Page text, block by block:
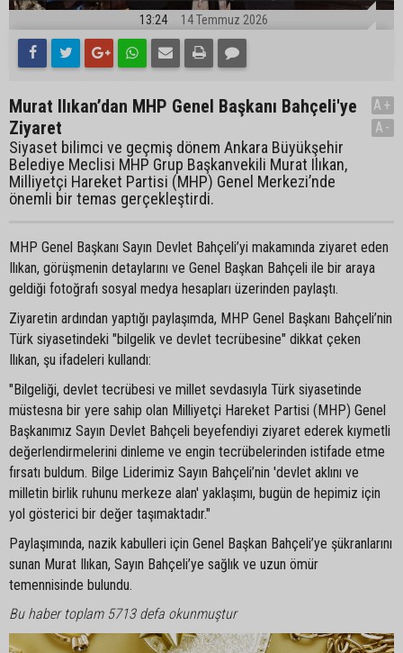
13:24 14 Temmuz 2026
Murat Ilıkan’dan MHP Genel Başkanı Bahçeli'ye
Ziyaret
Siyaset bilimci ve geçmiş dönem Ankara Büyükşehir
Belediye Meclisi MHP Grup Başkanvekili Murat Ilıkan,
Milliyetçi Hareket Partisi (MHP) Genel Merkezi’nde
önemli bir temas gerçekleştirdi.
A+
A-
MHP Genel Başkanı Sayın Devlet Bahçeli’yi makamında ziyaret eden
Ilıkan, görüşmenin detaylarını ve Genel Başkan Bahçeli ile bir araya
geldiği fotoğrafı sosyal medya hesapları üzerinden paylaştı.
Ziyaretin ardından yaptığı paylaşımda, MHP Genel Başkanı Bahçeli’nin
Türk siyasetindeki "bilgelik ve devlet tecrübesine" dikkat çeken
Ilıkan, şu ifadeleri kullandı:
"Bilgeliği, devlet tecrübesi ve millet sevdasıyla Türk siyasetinde
müstesna bir yere sahip olan Milliyetçi Hareket Partisi (MHP) Genel
Başkanımız Sayın Devlet Bahçeli beyefendiyi ziyaret ederek kıymetli
değerlendirmelerini dinleme ve engin tecrübelerinden istifade etme
fırsatı buldum. Bilge Liderimiz Sayın Bahçeli’nin 'devlet aklını ve
milletin birlik ruhunu merkeze alan' yaklaşımı, bugün de hepimiz için
yol gösterici bir değer taşımaktadır."
Paylaşımında, nazik kabulleri için Genel Başkan Bahçeli’ye şükranlarını
sunan Murat Ilıkan, Sayın Bahçeli’ye sağlık ve uzun ömür
temennisinde bulundu.
Bu haber toplam 5713 defa okunmuştur